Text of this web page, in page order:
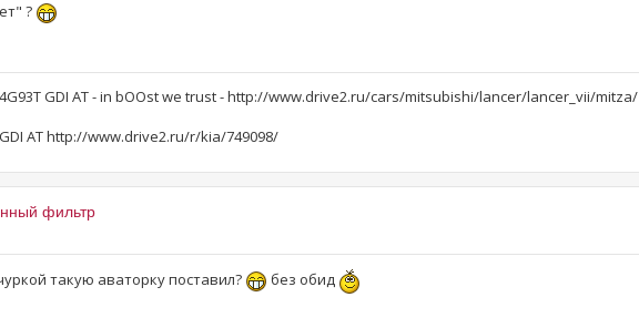
?
4G93T GDI AT - in bOOst we trust - http://www.drive2.ru/cars/mitsubishi/lancer/lancer_vii/mitza/
GDI AT http://www.drive2.ru/r/kia/749098/
фильтр
такую аваторку поставил? без обид